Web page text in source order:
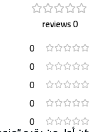
0 reviews
0
0
0
0
0